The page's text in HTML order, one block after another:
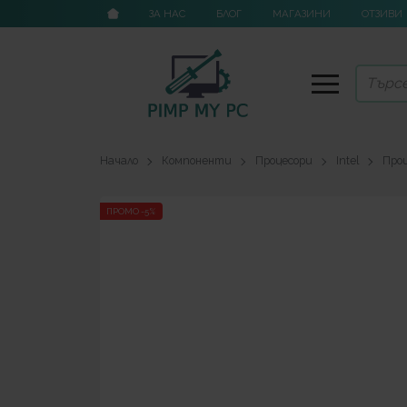
ЗА НАС БЛОГ МАГАЗИНИ ОТЗИВИ
Начало Компоненти Процесори Intel
ПРОМО -5%